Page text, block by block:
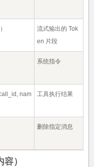
流式输出的 Tok
en 片段
系统指令
nam
工具执行结果
删除指定消息
）